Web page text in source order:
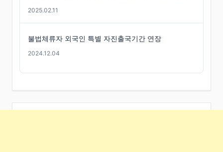
2025.02.11
불법체류자 외국인 특별 자진출국기간 연장
2024.12.04